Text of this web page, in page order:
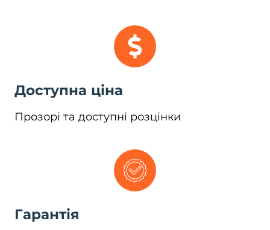
Доступна ціна
Прозорі та доступні розцінки
Гарантія